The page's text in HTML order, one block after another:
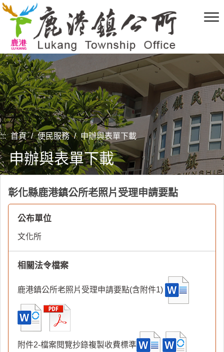
跳
內
容
區
塊
::: 首頁 / 便民服務 / 申辦與表單下載
申辦與表單下載
彰化縣鹿港鎮公所老照片受理申請要點
公布單位
文化所
相關法令檔案
鹿港鎮公所老照片受理申請要點(含附件1)
附件2-檔案閱覽抄錄複製收費標準